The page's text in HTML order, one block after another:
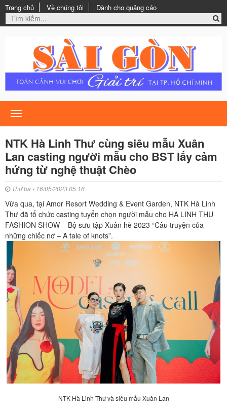
Trang chủ Về chúng tôi Dành cho quảng cáo
Toggle
navigation
NTK Hà Linh Thư cùng siêu mẫu Xuân
Lan casting người mẫu cho BST lấy cảm
hứng từ nghệ thuật Chèo
Thứ ba - 16/05/2023 05:16
Vừa qua, tại Amor Resort Wedding & Event Garden, NTK Hà Linh
Thư đã tổ chức casting tuyển chọn người mẫu cho HA LINH THU
FASHION SHOW – Bộ sưu tập Xuân hè 2023 “Câu truyện của
những chiếc nơ – A tale of knots”.
NTK Hà Linh Thư và siêu mẫu Xuân Lan